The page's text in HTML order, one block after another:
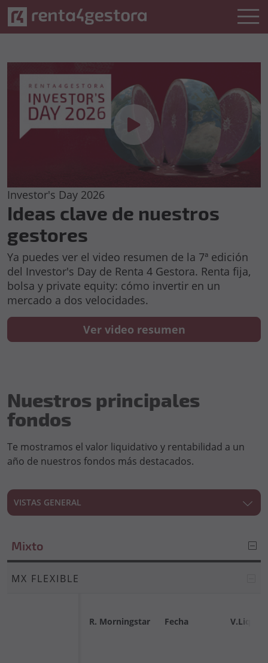
Investor's Day 2026
Ideas clave de nuestros
gestores
Ya puedes ver el video resumen de la 7ª edición
del Investor's Day de Renta 4 Gestora. Renta fija,
bolsa y private equity: cómo invertir en un
mercado a dos velocidades.
Ver video resumen
Nuestros principales
fondos
Te mostramos el valor liquidativo y rentabilidad a un
año de nuestros fondos más destacados.
VISTAS GENERAL
Mixto
MX FLEXIBLE
R. Morningstar Fecha V.Liq